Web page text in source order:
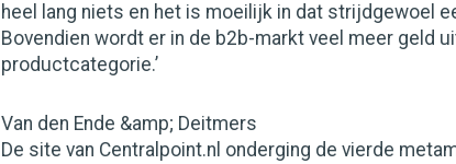
heel lang niets en het is moeilijk in dat strijdgewoel
Bovendien wordt er in de b2b-markt veel meer geld
productcategorie.’
Van den Ende &amp; Deitmers
De site van Centralpoint.nl onderging de vierde